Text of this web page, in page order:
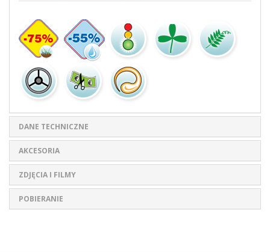
DANE TECHNICZNE
AKCESORIA
ZDJĘCIA I FILMY
POBIERANIE